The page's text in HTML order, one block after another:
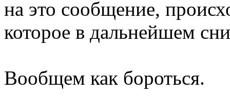
на это сообщение,
которое в дальнейшем
Вообщем как бороться.